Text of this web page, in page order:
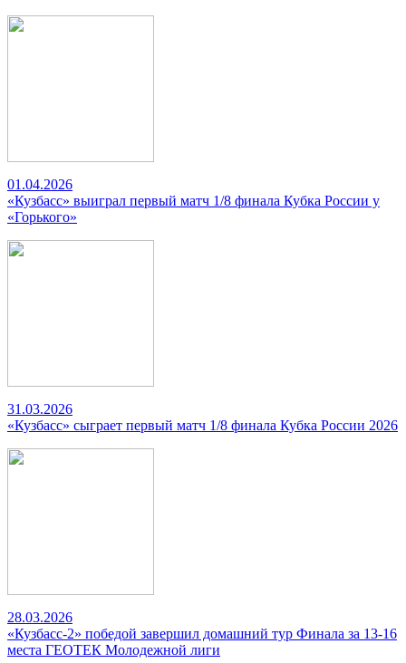
01.04.2026
«Кузбасс» выиграл первый матч 1/8 финала Кубка России у
«Горького»
31.03.2026
«Кузбасс» сыграет первый матч 1/8 финала Кубка России 2026
28.03.2026
«Кузбасс-2» победой завершил домашний тур Финала за 13-16
места ГЕОТЕК Молодежной лиги